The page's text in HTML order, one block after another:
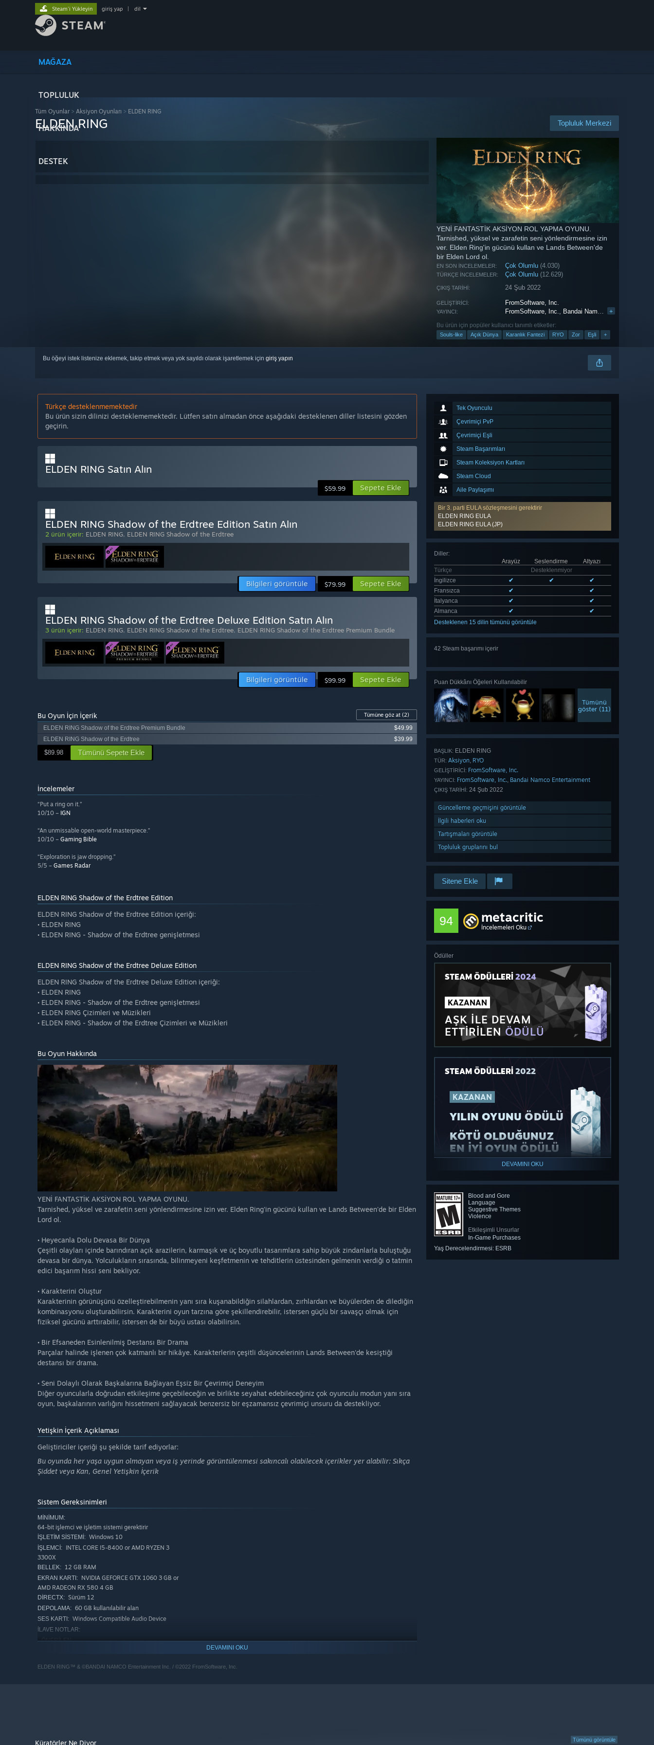
MAĞAZA
TOPLULUK
HAKKINDA
DESTEK
Steam'i Yükleyin giriş yap dil
Tüm Oyunlar > Aksiyon Oyunları > ELDEN RING
Topluluk Merkezi
ELDEN RING
YENİ FANTASTİK AKSİYON ROL YAPMA OYUNU.
Tarnished, yüksel ve zarafetin seni yönlendirmesine izin
ver. Elden Ring'in gücünü kullan ve Lands Between'de
bir Elden Lord ol.
EN SON İNCELEMELER: Çok Olumlu (4.030)
TÜRKÇE İNCELEMELER: Çok Olumlu (12.629)
ÇIKIŞ TARIHI: 24 Şub 2022
GELIŞTIRICI: FromSoftware, Inc.
YAYINCI: FromSoftware, Inc., Bandai Namco Entertainment +
Bu ürün için popüler kullanıcı tanımlı etiketler:
Souls-like Açık Dünya Karanlık Fantezi RYO Zor Eşli +
Bu öğeyi istek listenize eklemek, takip etmek veya yok sayıldı olarak işaretlemek için giriş yapın
Tek Oyunculu
Çevrimiçi PvP
Çevrimiçi Eşli
Steam Başarımları
Steam Koleksiyon Kartları
Steam Cloud
Aile Paylaşımı
Bir 3. parti EULA sözleşmesini gerektirir
ELDEN RING EULA
ELDEN RING EULA (JP)
Diller:
Arayüz
Seslendirme
Altyazı
Türkçe
Desteklenmiyor
İngilizce
✔ ✔
✔
Fransızca
✔
✔
İtalyanca
✔
✔
Almanca
✔
✔
Desteklenen 15 dilin tümünü görüntüle
42 Steam başarımı içerir
Puan Dükkânı Öğeleri Kullanılabilir
Tümünü
göster (11)
BAŞLIK: ELDEN RING
TÜR: Aksiyon, RYO
GELIŞTIRICI: FromSoftware, Inc.
YAYINCI: FromSoftware, Inc., Bandai Namco Entertainment
ÇIKIŞ TARIHI: 24 Şub 2022
Güncelleme geçmişini görüntüle
İlgili haberleri oku
Tartışmaları görüntüle
Topluluk gruplarını bul
Sitene Ekle
94 metacritic
İncelemeleri Oku
Ödüller
STEAM ÖDÜLLERI 2024
KAZANAN
AŞK ILE DEVAM
ETTIRILEN ÖDÜLÜ
STEAM ÖDÜLLERI 2022
KAZANAN
YILIN OYUNUÖDÜLÜ
KÖTÜ OLDUĞUNUZ
EN İYI OYUN ÖDÜLÜ
🔎
DEVAMINI OKU
Blood and Gore
Language
Suggestive Themes
Violence
Etkileşimli Unsurlar
In-Game Purchases
Yaş Derecelendirmesi: ESRB
Türkçe desteklenmemektedir
Bu ürün sizin dilinizi desteklememektedir. Lütfen satın almadan önce aşağıdaki desteklenen diller listesini gözden
geçirin.
ELDEN RING Satın Alın
$59.99 Sepete Ekle
ELDEN RING Shadow of the Erdtree Edition Satın Alın
2 ürün içerir: ELDEN RING, ELDEN RING Shadow of the Erdtree
Bilgileri görüntüle $79.99 Sepete Ekle
ELDEN RING Shadow of the Erdtree Deluxe Edition Satın Alın
3 ürün içerir: ELDEN RING, ELDEN RING Shadow of the Erdtree, ELDEN RING Shadow of the Erdtree Premium Bundle
Bilgileri görüntüle $99.99 Sepete Ekle
Bu Oyun İçin İçerik Tümüne göz at (2)
ELDEN RING Shadow of the Erdtree Premium Bundle
$49.99
ELDEN RING Shadow of the Erdtree
$39.99
$89.98 Tümünü Sepete Ekle
İncelemeler
“Put a ring on it.”
10/10 – IGN
“An unmissable open-world masterpiece.”
10/10 – Gaming Bible
“Exploration is jaw dropping.”
5/5 – Games Radar
ELDEN RING Shadow of the Erdtree Edition
ELDEN RING Shadow of the Erdtree Edition içeriği:
• ELDEN RING
• ELDEN RING - Shadow of the Erdtree genişletmesi
ELDEN RING Shadow of the Erdtree Deluxe Edition
ELDEN RING Shadow of the Erdtree Deluxe Edition içeriği:
• ELDEN RING
• ELDEN RING - Shadow of the Erdtree genişletmesi
• ELDEN RING Çizimleri ve Müzikleri
• ELDEN RING - Shadow of the Erdtree Çizimleri ve Müzikleri
Bu Oyun Hakkında
YENİ FANTASTİK AKSİYON ROL YAPMA OYUNU.
Tarnished, yüksel ve zarafetin seni yönlendirmesine izin ver. Elden Ring'in gücünü kullan ve Lands Between'de bir Elden
Lord ol.
• Heyecanla Dolu Devasa Bir Dünya
Çeşitli olayları içinde barındıran açık arazilerin, karmaşık ve üç boyutlu tasarımlara sahip büyük zindanlarla buluştuğu
devasa bir dünya. Yolculukların sırasında, bilinmeyeni keşfetmenin ve tehditlerin üstesinden gelmenin verdiği o tatmin
edici başarım hissi seni bekliyor.
• Karakterini Oluştur
Karakterinin görünüşünü özelleştirebilmenin yanı sıra kuşanabildiğin silahlardan, zırhlardan ve büyülerden de dilediğin
kombinasyonu oluşturabilirsin. Karakterini oyun tarzına göre şekillendirebilir, istersen güçlü bir savaşçı olmak için
fiziksel gücünü arttırabilir, istersen de bir büyü ustası olabilirsin.
• Bir Efsaneden Esinlenilmiş Destansı Bir Drama
Parçalar halinde işlenen çok katmanlı bir hikâye. Karakterlerin çeşitli düşüncelerinin Lands Between'de kesiştiği
destansı bir drama.
• Seni Dolaylı Olarak Başkalarına Bağlayan Eşsiz Bir Çevrimiçi Deneyim
Diğer oyuncularla doğrudan etkileşime geçebileceğin ve birlikte seyahat edebileceğiniz çok oyunculu modun yanı sıra
oyun, başkalarının varlığını hissetmeni sağlayacak benzersiz bir eşzamansız çevrimiçi unsuru da destekliyor.
Yetişkin İçerik Açıklaması
Geliştiriciler içeriği şu şekilde tarif ediyorlar:
Bu oyunda her yaşa uygun olmayan veya iş yerinde görüntülenmesi sakıncalı olabilecek içerikler yer alabilir: Sıkça
Şiddet veya Kan, Genel Yetişkin İçerik
Sistem Gereksinimleri
MINIMUM:
64-bit işlemci ve işletim sistemi gerektirir
İŞLETIM SISTEMI: Windows 10
İŞLEMCI: INTEL CORE I5-8400 or AMD RYZEN 3
3300X
BELLEK: 12 GB RAM
EKRAN KARTI: NVIDIA GEFORCE GTX 1060 3 GB or
AMD RADEON RX 580 4 GB
DIRECTX: Sürüm 12
DEPOLAMA: 60 GB kullanılabilir alan
SES KARTI: Windows Compatible Audio Device
İLAVE NOTLAR:
ÖNERILEN:
İŞLEMCI: INTEL CORE I7-8700K or AMD RYZEN 5
SES KARTI: Windows Compatible Audio Device
DEVAMINI OKU
ELDEN RING™ & ©BANDAI NAMCO Entertainment Inc. / ©2022 FromSoftware, Inc.
Tümünü görüntüle
Küratörler Ne Diyor